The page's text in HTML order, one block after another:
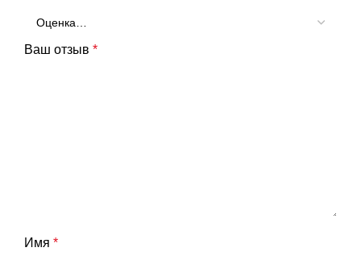
Ваш отзыв *
Имя *